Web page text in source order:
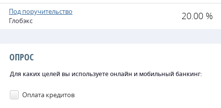
Под поручительство
Глобэкс
20.00 %
ОПРОС
Для каких целей вы используете онлайн и мобильный банкинг:
Оплата кредитов